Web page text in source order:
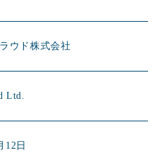
ウド株式会社
Ltd.
12日